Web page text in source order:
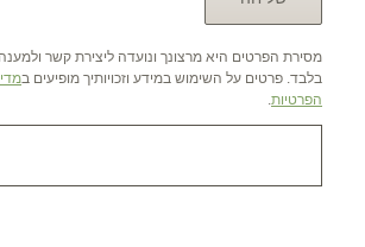
מסירת הפרטים היא מרצונך ונועדה ליצירת קשר
בלבד. פרטים על השימוש במידע וזכויותיך מופיעים ב
הפרטיות.